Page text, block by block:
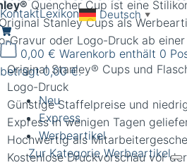
KontaktLexikon Deutsch ▼
0,00 € Warenkorb enthält 0
beträgt 0,00 €.
Neu
Express
Werbeartikel
Zur Kategorie Werbeartikel
Quencher Cup ist eine
Stanley Cups als
Gravur oder Logo-Druck ab
Original Stanley® Cups und
Logo-Druck
Günstige Staffelpreise und
Express in wenigen Tagen
Hochwertig als
Kostenlose Druckvorschau vor